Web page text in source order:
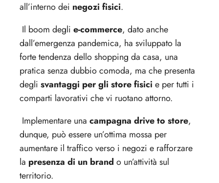
all’interno dei negozi fisici.
Il boom degli e-commerce, dato anche
dall’emergenza pandemica, ha sviluppato la
forte tendenza dello shopping da casa, una
pratica senza dubbio comoda, ma che presenta
degli svantaggi per gli store fisici e per tutti i
comparti lavorativi che vi ruotano attorno.
Implementare una campagna drive to store,
dunque, può essere un’ottima mossa per
aumentare il traffico verso i negozi e rafforzare
la presenza di un brand o un’attività sul
territorio.